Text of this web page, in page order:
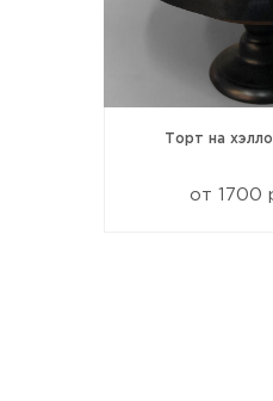
Торт на
от 1700